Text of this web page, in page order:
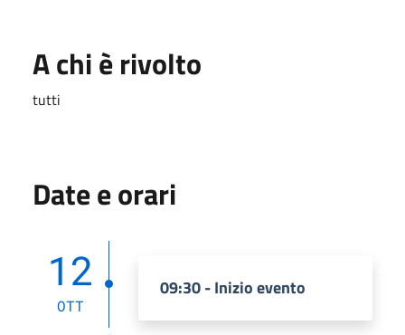
A chi è rivolto
tutti
Date e orari
12
OTT
09:30 - Inizio evento